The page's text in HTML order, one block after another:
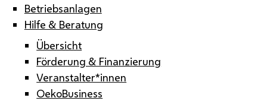
Betriebsanlagen
Hilfe & Beratung
Übersicht
Förderung & Finanzierung
Veranstalter*innen
OekoBusiness